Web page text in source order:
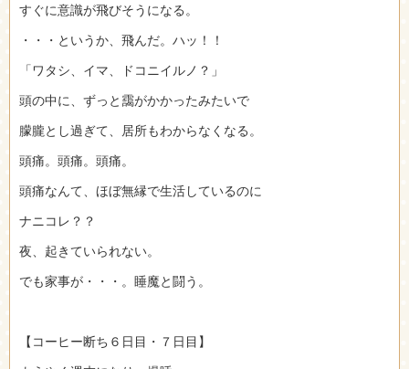
すぐに意識が飛びそうになる。
・・・というか、飛んだ。ハッ！！
「ワタシ、イマ、ドコニイルノ？」
頭の中に、ずっと靄がかかったみたいで
朦朧とし過ぎて、居所もわからなくなる。
頭痛。頭痛。頭痛。
頭痛なんて、ほぼ無縁で生活しているのに
ナニコレ？？
夜、起きていられない。
でも家事が・・・。睡魔と闘う。
【コーヒー断ち６日目・７日目】